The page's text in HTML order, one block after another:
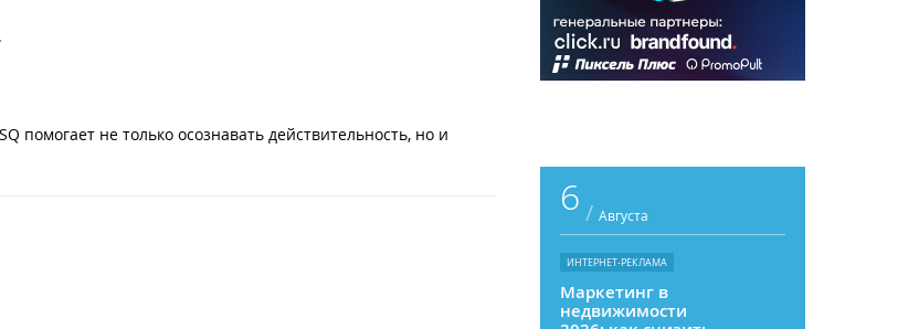
помогает не только осознавать действительность, но и
6 / Августа
ИНТЕРНЕТ-РЕКЛАМА
Маркетинг в
недвижимости